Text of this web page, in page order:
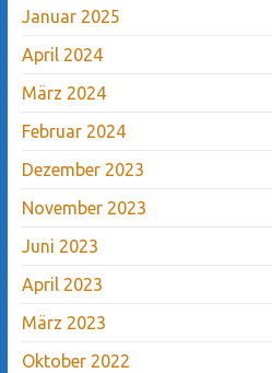
Januar 2025
April 2024
März 2024
Februar 2024
Dezember 2023
November 2023
Juni 2023
April 2023
März 2023
Oktober 2022